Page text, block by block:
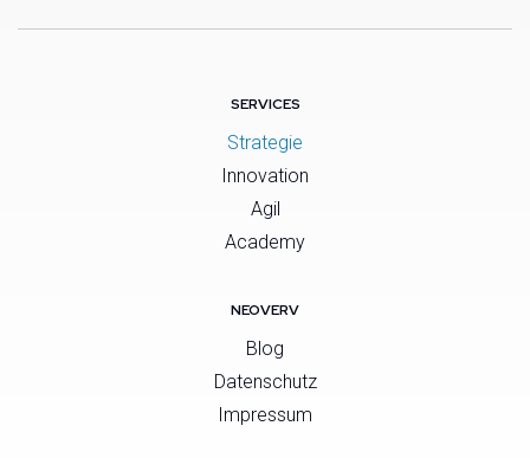
SERVICES
Strategie
Innovation
Agil
Academy
NEOVERV
Blog
Datenschutz
Impressum